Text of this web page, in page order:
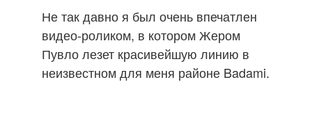
Не так давно я был очень впечатлен
видео-роликом, в котором Жером
Пувло лезет красивейшую линию в
неизвестном для меня районе Badami.